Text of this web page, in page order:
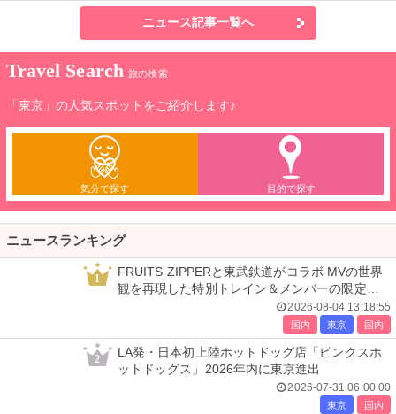
ニュース記事一覧へ
Travel Search 旅の検索
「東京」の人気スポットをご紹介します♪
気分で探す 目的で探す
ニュースランキング
1
FRUITS ZIPPERと東武鉄道がコラボ MVの世界
観を再現した特別トレイン＆メンバーの限定ア
2026-08-04 13:18:55
国内 東京 国内
2
LA発・日本初上陸ホットドッグ店「ピンクスホ
ットドッグス」2026年内に東京進出
2026-07-31 06:00:00
東京 国内